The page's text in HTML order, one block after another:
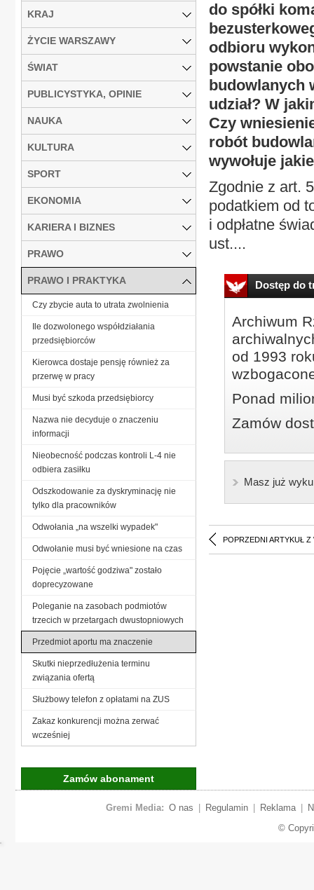
do spółki
odbioru
powstanie
budowlanych
udział? W
Czy
robót
wywołuje
Zgodnie z art.
podatkiem od
i odpłatne
ust....
Dostęp do
Archiwum
od 1993
Ponad
Zamów
Masz już
POPRZEDNI ARTYKUŁ Z
KRAJ
ŻYCIE WARSZAWY
ŚWIAT
PUBLICYSTYKA, OPINIE
NAUKA
KULTURA
SPORT
EKONOMIA
KARIERA I BIZNES
PRAWO
PRAWO I PRAKTYKA
Czy zbycie auta to utrata zwolnienia
Ile dozwolonego współdziałania
przedsiębiorców
Kierowca dostaje pensję również za
przerwę w pracy
Musi być szkoda przedsiębiorcy
Nazwa nie decyduje o znaczeniu
informacji
Nieobecność podczas kontroli L-4 nie
odbiera zasiłku
Odszkodowanie za dyskryminację nie
tylko dla pracowników
Odwołania „na wszelki wypadek"
Odwołanie musi być wniesione na czas
Pojęcie „wartość godziwa" zostało
doprecyzowane
Poleganie na zasobach podmiotów
trzecich w przetargach dwustopniowych
Przedmiot aportu ma znaczenie
Skutki nieprzedłużenia terminu
związania ofertą
Służbowy telefon z opłatami na ZUS
Zakaz konkurencji można zerwać
wcześniej
Zamów abonament
Gremi Media: O nas Regulamin Reklama
©